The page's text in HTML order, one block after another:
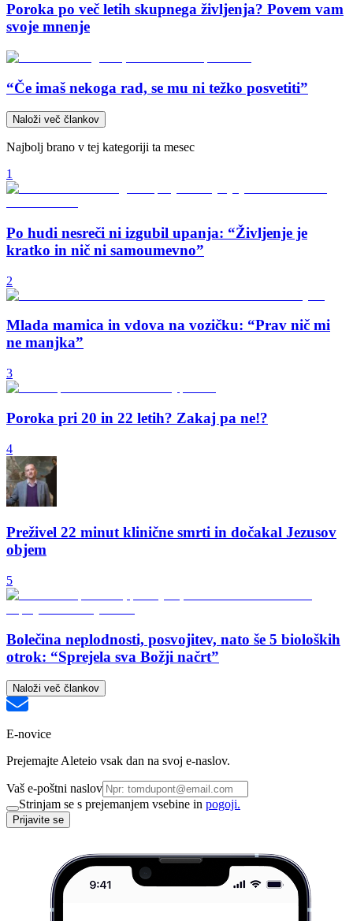
Poroka po več letih skupnega življenja? Povem vam
svoje mnenje
“Če imaš nekoga rad, se mu ni težko posvetiti”
Naloži več člankov
Najbolj brano v tej kategoriji ta mesec
1
Po hudi nesreči ni izgubil upanja: “Življenje je
kratko in nič ni samoumevno”
2
Mlada mamica in vdova na vozičku: “Prav nič mi
ne manjka”
3
Poroka pri 20 in 22 letih? Zakaj pa ne!?
4
Preživel 22 minut klinične smrti in dočakal Jezusov
objem
5
Bolečina neplodnosti, posvojitev, nato še 5 bioloških
otrok: “Sprejela sva Božji načrt”
Naloži več člankov
E-novice
Prejemajte Aleteio vsak dan na svoj e-naslov.
Vaš e-poštni naslov
Strinjam se s prejemanjem vsebine in pogoji.
Prijavite se